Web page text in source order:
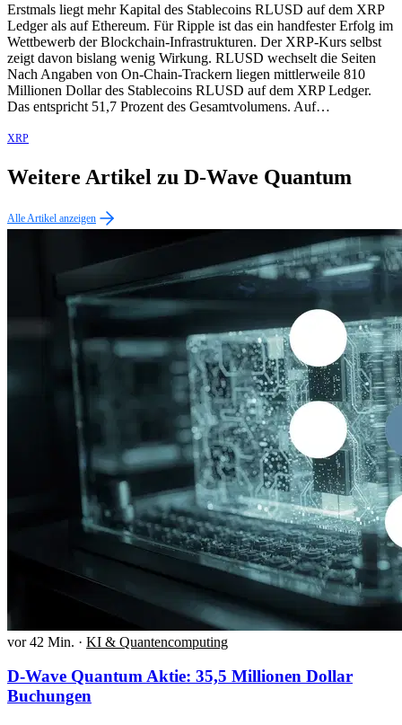
Erstmals liegt mehr Kapital des Stablecoins RLUSD auf dem XRP
Ledger als auf Ethereum. Für Ripple ist das ein handfester Erfolg im
Wettbewerb der Blockchain-Infrastrukturen. Der XRP-Kurs selbst
zeigt davon bislang wenig Wirkung. RLUSD wechselt die Seiten
Nach Angaben von On-Chain-Trackern liegen mittlerweile 810
Millionen Dollar des Stablecoins RLUSD auf dem XRP Ledger.
Das entspricht 51,7 Prozent des Gesamtvolumens. Auf…
XRP
Weitere Artikel zu D-Wave Quantum
Alle Artikel anzeigen
vor 42 Min. · KI & Quantencomputing
D-Wave Quantum Aktie: 35,5 Millionen Dollar
Buchungen